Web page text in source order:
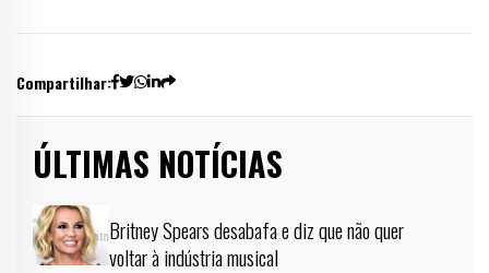
Compartilhar:
ÚLTIMAS NOTÍCIAS
Britney Spears desabafa e diz que não quer
voltar à indústria musical